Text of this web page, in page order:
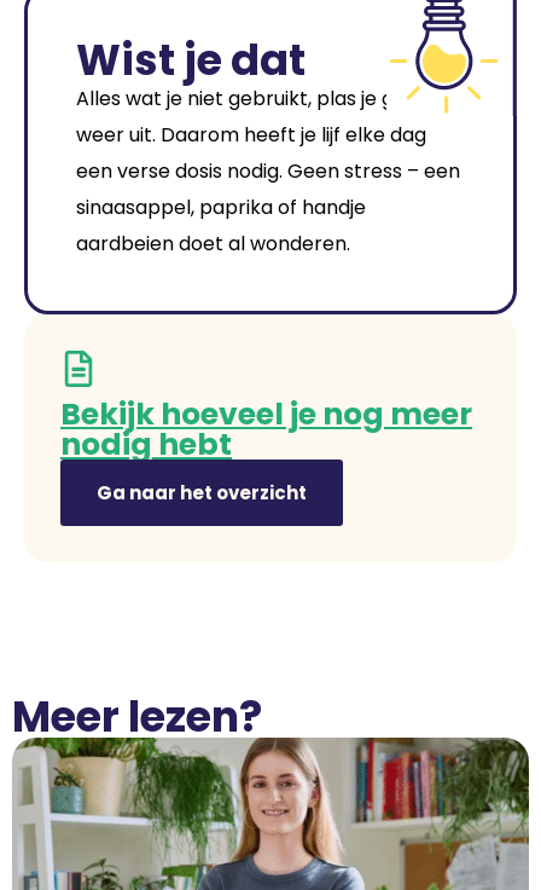
Wist je dat
Alles wat je niet gebruikt, plas je gewoon
weer uit. Daarom heeft je lijf elke dag
een verse dosis nodig. Geen stress – een
sinaasappel, paprika of handje
aardbeien doet al wonderen.
Bekijk hoeveel je nog meer
nodig hebt
Ga naar het overzicht
Meer lezen?